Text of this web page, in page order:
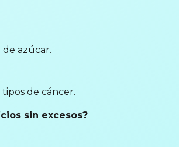
azúcar.
de cáncer.
sin excesos?